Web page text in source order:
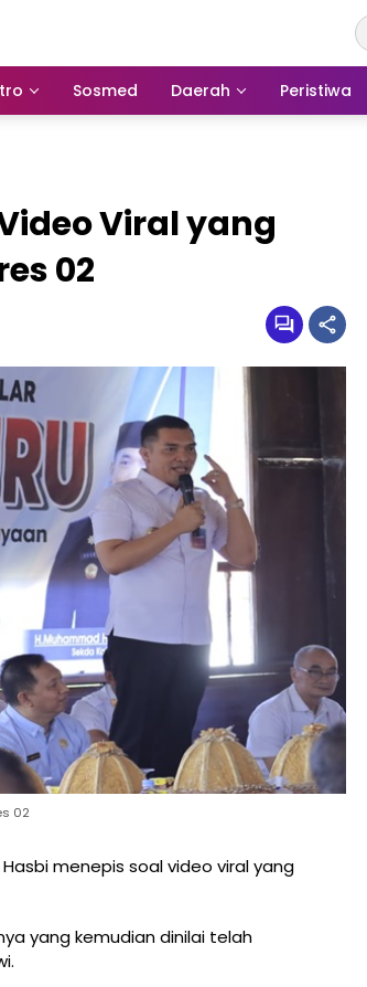
Sosmed Daerah Peristiwa
Viral yang
02
02
menepis soal video viral yang
yang kemudian dinilai telah